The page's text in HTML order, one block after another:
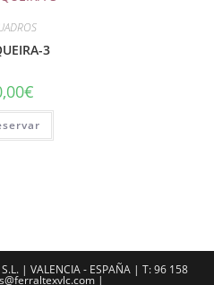
3
€
| VALENCIA - ESPAÑA | T: 96 158
|